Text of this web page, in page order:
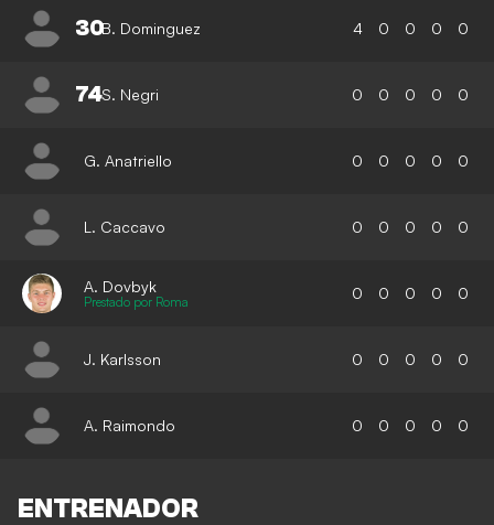
30B. Dominguez 4 0 0 0 0
74S. Negri 0 0 0 0 0
G. Anatriello 0 0 0 0 0
L. Caccavo 0 0 0 0 0
A. Dovbyk
Prestado por Roma 0 0 0 0 0
J. Karlsson 0 0 0 0 0
A. Raimondo 0 0 0 0 0
ENTRENADOR